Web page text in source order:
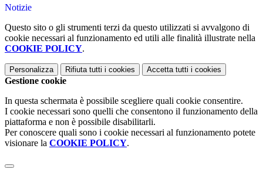
Notizie
Questo sito o gli strumenti terzi da questo utilizzati si avvalgono di
cookie necessari al funzionamento ed utili alle finalità illustrate nella
COOKIE POLICY.
Personalizza Rifiuta tutti i cookies Accetta tutti i cookies
Gestione cookie
In questa schermata è possibile scegliere quali cookie consentire.
I cookie necessari sono quelli che consentono il funzionamento della
piattaforma e non è possibile disabilitarli.
Per conoscere quali sono i cookie necessari al funzionamento potete
visionare la COOKIE POLICY.